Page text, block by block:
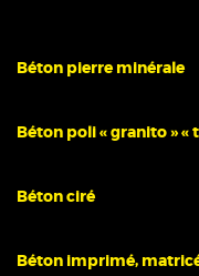
Béton pierre minérale
Béton poli « granito » «
Béton ciré
Béton imprimé,